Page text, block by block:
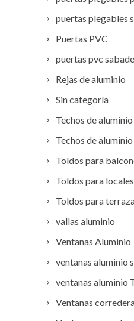
puertas plegables
Puertas PVC
puertas pvc
Rejas de aluminio
Sin categoría
Techos de aluminio
Techos de
Toldos para
Toldos para locales
Toldos para
vallas aluminio
Ventanas Aluminio
ventanas aluminio
ventanas aluminio
Ventanas